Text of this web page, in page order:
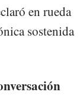
en rueda
sostenida